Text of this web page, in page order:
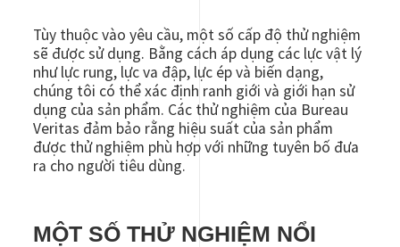
Tùy thuộc vào yêu cầu, một số cấp độ thử nghiệm
sẽ được sử dụng. Bằng cách áp dụng các lực vật lý
như lực rung, lực va đập, lực ép và biến dạng,
chúng tôi có thể xác định ranh giới và giới hạn sử
dụng của sản phẩm. Các thử nghiệm của Bureau
Veritas đảm bảo rằng hiệu suất của sản phẩm
được thử nghiệm phù hợp với những tuyên bố đưa
ra cho người tiêu dùng.
MỘT SỐ THỬ NGHIỆM NỔI